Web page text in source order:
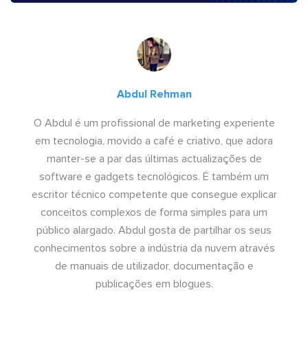
Abdul Rehman
O Abdul é um profissional de marketing experiente
em tecnologia, movido a café e criativo, que adora
manter-se a par das últimas actualizações de
software e gadgets tecnológicos. É também um
escritor técnico competente que consegue explicar
conceitos complexos de forma simples para um
público alargado. Abdul gosta de partilhar os seus
conhecimentos sobre a indústria da nuvem através
de manuais de utilizador, documentação e
publicações em blogues.